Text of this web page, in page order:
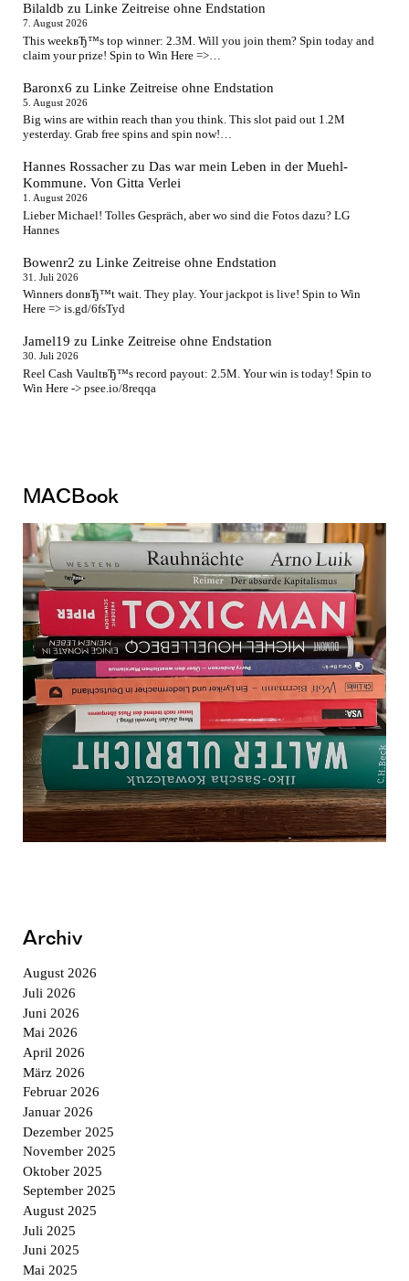
Bilaldb zuLinke Zeitreise ohne Endstation
7. August 2026
This weekвЂ™s top winner: 2.3M. Will you join them? Spin today and
claim your prize! Spin to Win Here =>…
Baronx6 zuLinke Zeitreise ohne Endstation
5. August 2026
Big wins are within reach than you think. This slot paid out 1.2M
yesterday. Grab free spins and spin now!…
Hannes Rossacher zuDas war mein Leben in der Muehl-
Kommune. Von Gitta Verlei
1. August 2026
Lieber Michael! Tolles Gespräch, aber wo sind die Fotos dazu? LG
Hannes
Bowenr2 zuLinke Zeitreise ohne Endstation
31. Juli 2026
Winners donвЂ™t wait. They play. Your jackpot is live! Spin to Win
Here => is.gd/6fsTyd
Jamel19 zuLinke Zeitreise ohne Endstation
30. Juli 2026
Reel Cash VaultвЂ™s record payout: 2.5M. Your win is today! Spin to
Win Here -> psee.io/8reqqa
MACBook
Archiv
August 2026
Juli 2026
Juni 2026
Mai 2026
April 2026
März 2026
Februar 2026
Januar 2026
Dezember 2025
November 2025
Oktober 2025
September 2025
August 2025
Juli 2025
Juni 2025
Mai 2025